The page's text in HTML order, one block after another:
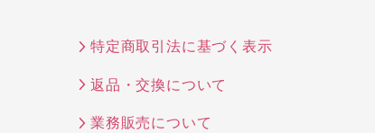
特定商取引法に基づく表示
返品・交換について
業務販売について